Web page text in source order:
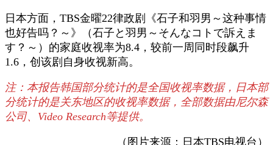
日本方面，TBS金曜22律政剧《石子和羽男～这种事情
也好告吗？～》（石子と羽男～そんなコトで訴えま
す？～）的家庭收视率为8.4，较前一周同时段飙升
1.6，创该剧自身收视新高。
注：本报告韩国部分统计的是全国收视率数据，日本部
分统计的是关东地区的收视率数据，全部数据由尼尔森
公司、Video Research等提供。
（图片来源：日本TBS电视台）